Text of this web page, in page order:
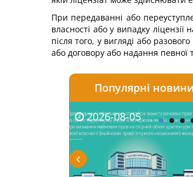
При передаванні або
власності або у випадку
після того, у вигляді або
або договору або надання певної
Популярні новини
2026-08-05
2026-08-03